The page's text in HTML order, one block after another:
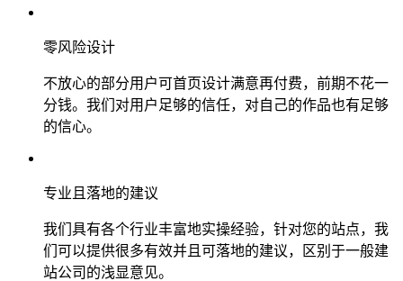
零风险设计
不放心的部分用户可首页设计满意再付费，前期不花一
分钱。我们对用户足够的信任，对自己的作品也有足够
的信心。
专业且落地的建议
我们具有各个行业丰富地实操经验，针对您的站点，我
们可以提供很多有效并且可落地的建议，区别于一般建
站公司的浅显意见。